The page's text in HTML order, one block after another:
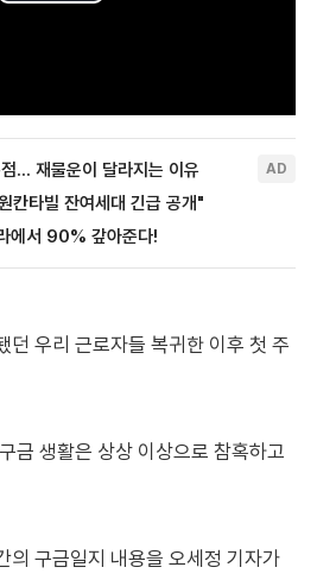
던 우리 근로자들 복귀한 이후 첫 주
금 생활은 상상 이상으로 참혹하고
의 구금일지 내용을 오세정 기자가